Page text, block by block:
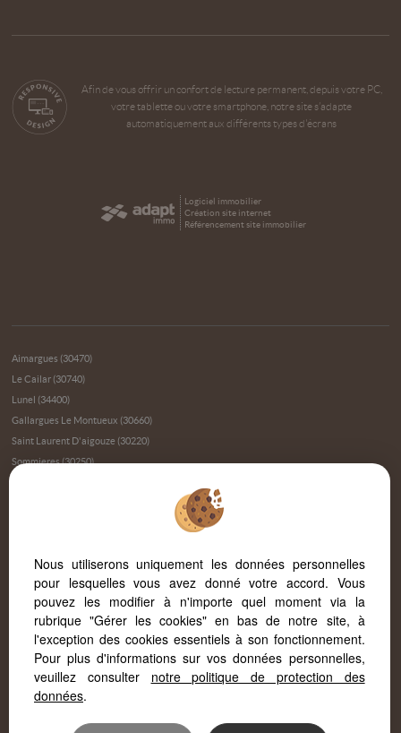
Afin de vous offrir un confort de lecture permanent, depuis votre PC,
votre tablette ou votre smartphone, notre site s’adapte
automatiquement aux différents types d'écrans
Logiciel immobilier
Création site internet
Référencement site immobilier
Aimargues (30470)
Le Cailar (30740)
Lunel (34400)
Gallargues Le Montueux (30660)
Saint Laurent D'aigouze (30220)
Sommieres (30250)
Aubais (30250)
Cournonterral (34660)
Le Cres (34920)
Marsillargues (34590)
Mus (30121)
La Grande-motte (34280)
Nous utiliserons uniquement les données personnelles
pour lesquelles vous avez donné votre accord. Vous
pouvez les modifier à n'importe quel moment via la
rubrique "Gérer les cookies" en bas de notre site, à
l'exception des cookies essentiels à son fonctionnement.
Pour plus d'informations sur vos données personnelles,
veuillez consulter notre politique de protection des
données.